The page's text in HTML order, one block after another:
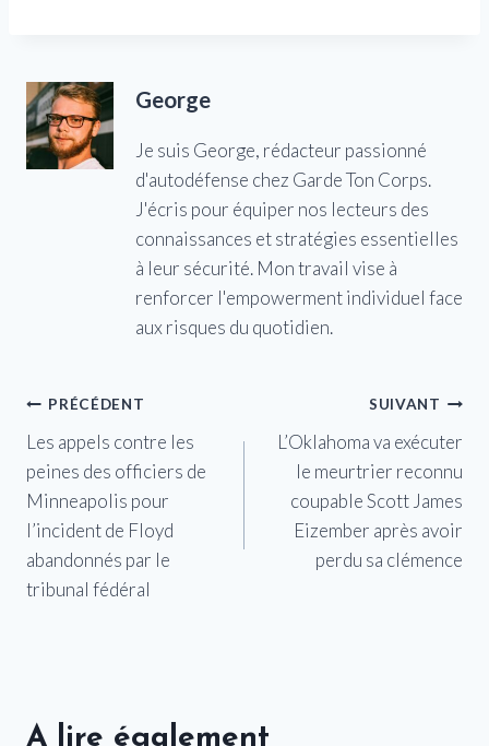
George
Je suis George, rédacteur passionné
d'autodéfense chez Garde Ton Corps.
J'écris pour équiper nos lecteurs des
connaissances et stratégies essentielles
à leur sécurité. Mon travail vise à
renforcer l'empowerment individuel face
aux risques du quotidien.
Navigation
de
l’article
PRÉCÉDENT
Les appels contre les
peines des officiers de
Minneapolis pour
l’incident de Floyd
abandonnés par le
tribunal fédéral
SUIVANT
L’Oklahoma va exécuter
le meurtrier reconnu
coupable Scott James
Eizember après avoir
perdu sa clémence
A lire également